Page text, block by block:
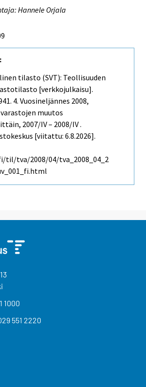
Hannele Orjala
:
tilasto (SVT): Teollisuuden
[verkkojulkaisu].
4. Vuosineljännes 2008,
muutos
2007/IV – 2008/IV .
[viitattu: 6.8.2026].
tva/2008/04/tva_2008_04_2
13
1000
551 2220